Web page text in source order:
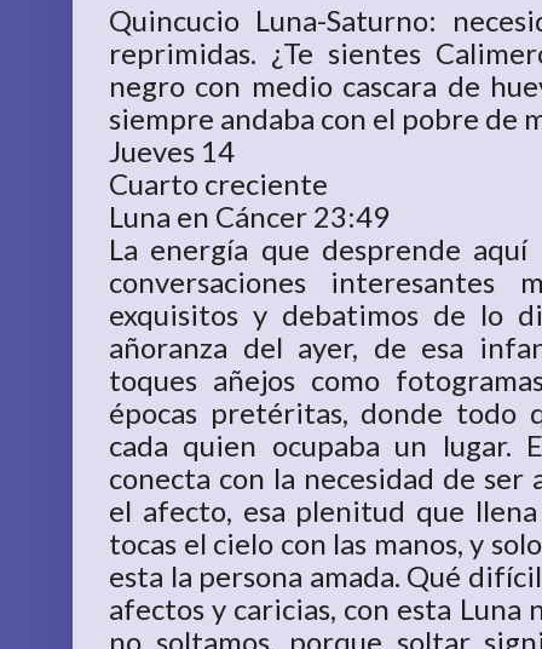
Quincucio Luna-Saturno:
reprimidas. ¿Te sientes
negro con medio cascara de
siempre andaba con el pobre de
Jueves 14
Cuarto creciente
Luna en Cáncer 23:49
La energía que desprende
conversaciones interesantes
exquisitos y debatimos de lo
añoranza del ayer, de esa
toques añejos como
épocas pretéritas, donde todo
cada quien ocupaba un lugar.
conecta con la necesidad de ser
el afecto, esa plenitud que
tocas el cielo con las manos, y
esta la persona amada. Qué
afectos y caricias, con esta
no soltamos, porque soltar